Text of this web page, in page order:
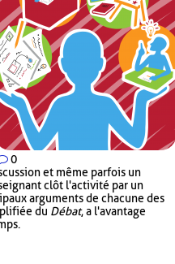
0
et même parfois un
clôt l'activité par un
arguments de chacune des
du Débat, a l'avantage